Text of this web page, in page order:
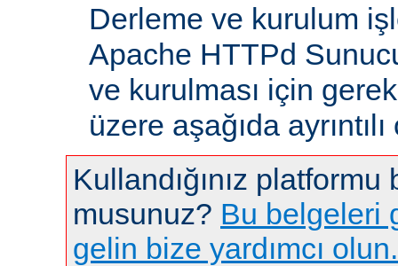
Derleme ve kurulum
Apache HTTPd
ve kurulması için
üzere aşağıda
Kullandığınız
musunuz? Bu belgeleri
gelin bize yardımcı olun.